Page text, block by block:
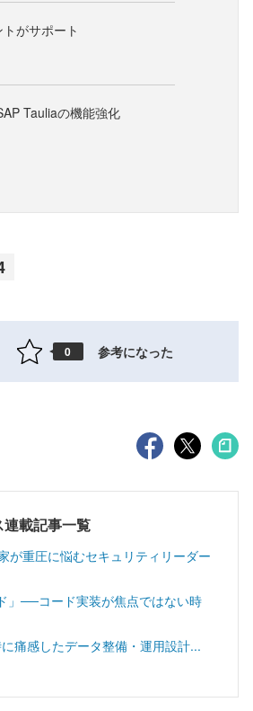
がサポート
Tauliaの機能強化
0 参考になった
載記事一覧
が重圧に悩むセキュリティリーダー
」──コード実装が焦点ではない時
痛感したデータ整備・運用設計...